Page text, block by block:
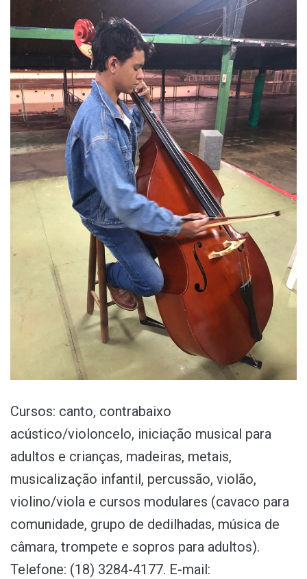
Cursos: canto, contrabaixo
acústico/violoncelo, iniciação musical para
adultos e crianças, madeiras, metais,
musicalização infantil, percussão, violão,
violino/viola e cursos modulares (cavaco para
comunidade, grupo de dedilhadas, música de
câmara, trompete e sopros para adultos).
Telefone: (18) 3284-4177. E-mail: